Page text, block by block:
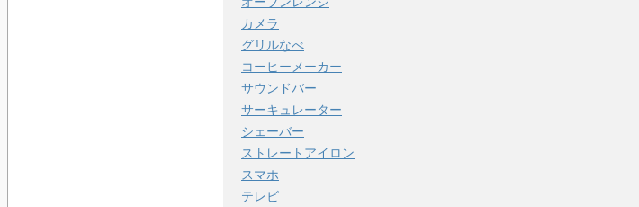
カメラ
グリルなべ
コーヒーメーカー
サウンドバー
サーキュレーター
シェーバー
ストレートアイロン
スマホ
テレビ